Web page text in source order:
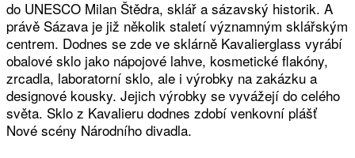
do UNESCO Milan Štědra, sklář a sázavský historik. A
právě Sázava je již několik staletí významným sklářským
centrem. Dodnes se zde ve sklárně Kavalierglass vyrábí
obalové sklo jako nápojové lahve, kosmetické flakóny,
zrcadla, laboratorní sklo, ale i výrobky na zakázku a
designové kousky. Jejich výrobky se vyvážejí do celého
světa. Sklo z Kavalieru dodnes zdobí venkovní plášť
Nové scény Národního divadla.